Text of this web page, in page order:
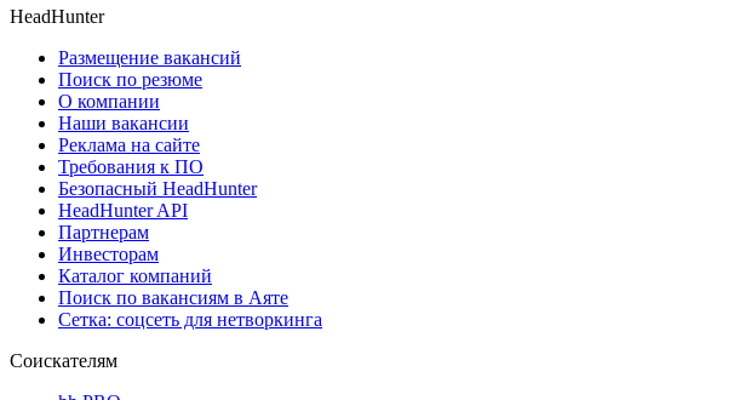
HeadHunter
Размещение вакансий
Поиск по резюме
О компании
Наши вакансии
Реклама на сайте
Требования к ПО
Безопасный HeadHunter
HeadHunter API
Партнерам
Инвесторам
Каталог компаний
Поиск по вакансиям в Аяте
Сетка: соцсеть для нетворкинга
Соискателям